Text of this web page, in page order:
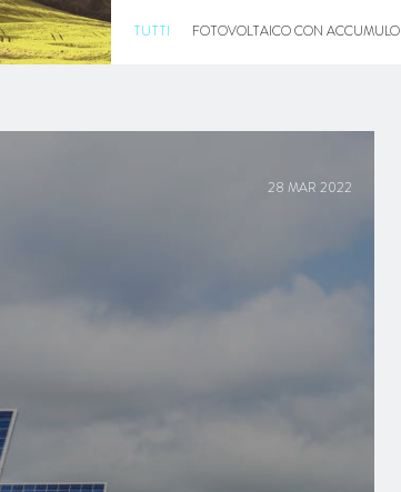
TUTTI FOTOVOLTAICO CON ACCUMULO
28 MAR 2022